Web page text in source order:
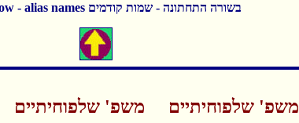
Lowest row - alias names בשורה התחתונה - שמות קודמים
משפ' שלפוחיתיים משפ' שלפוחיתיים